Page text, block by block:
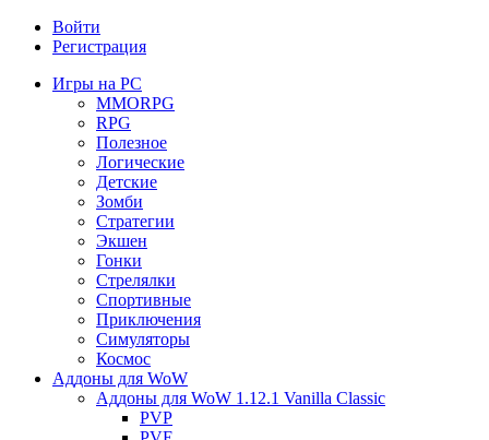
Войти
Регистрация
Игры на PC
MMORPG
RPG
Полезное
Логические
Детские
Зомби
Стратегии
Экшен
Гонки
Стрелялки
Спортивные
Приключения
Симуляторы
Космос
Аддоны для WoW
Аддоны для WoW 1.12.1 Vanilla Classic
PVP